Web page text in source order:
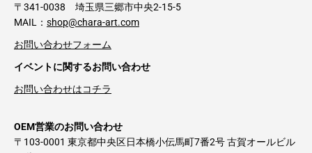
〒341-0038 埼玉県三郷市中央2-15-5
MAIL： shop@chara-art.com
お問い合わせフォーム
イベントに関するお問い合わせ
お問い合わせはコチラ
OEM営業のお問い合わせ
〒103-0001 東京都中央区日本橋小伝馬町7番2号 古賀オールビル